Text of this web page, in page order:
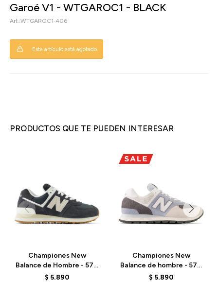
Garoé V1 - WTGAROC1 - BLACK
WTGAROC1-406
Este artículo está agotado.
PRODUCTOS QUE TE PUEDEN INTERESAR
Championes New
Balance de Hombre - 574
- ML574DBH - BLACK
$ 5.890
Championes New
Balance de hombre - 574
- ML574D2G - GREY
$ 5.890